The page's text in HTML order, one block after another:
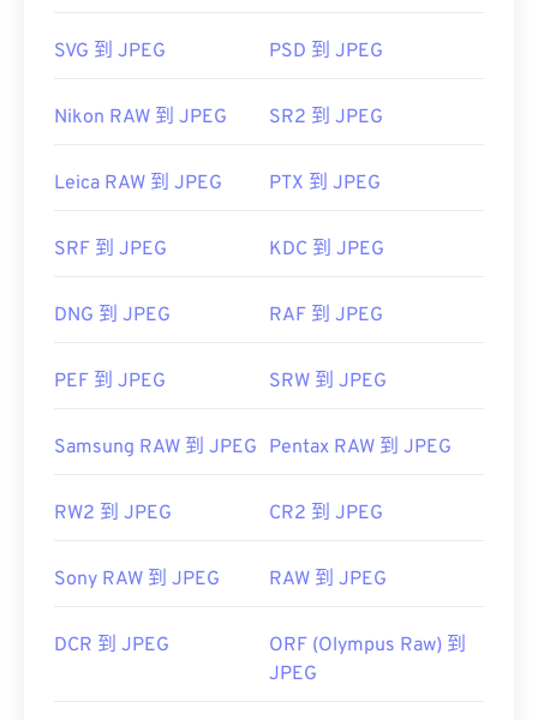
Chrome）、Microsoft 应用程序（例如Microsoft
Preview） 上自动打开。
首次发布：1992年9月18日
https://www.lifewire.com/jpg-jpeg-file-4139913
SVG 到 JPEG PSD 到 JPEG
Nikon RAW 到 JPEG SR2 到 JPEG
Leica RAW 到 JPEG PTX 到 JPEG
SRF 到 JPEG KDC 到 JPEG
DNG 到 JPEG RAF 到 JPEG
PEF 到 JPEG SRW 到 JPEG
Samsung RAW 到 JPEG Pentax RAW 到 JPEG
RW2 到 JPEG CR2 到 JPEG
Sony RAW 到 JPEG RAW 到 JPEG
DCR 到 JPEG
ORF (Olympus Raw) 到
JPEG